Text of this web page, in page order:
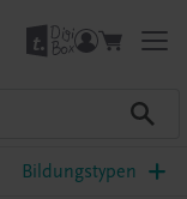
Bildungstypen